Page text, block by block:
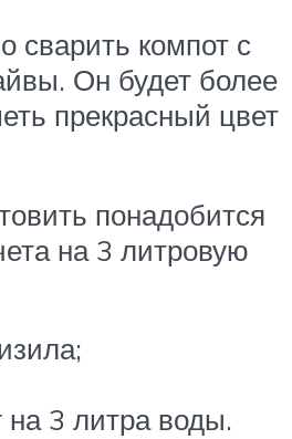
сварить компот с
Он будет более
прекрасный цвет
понадобится
на 3 литровую
на 3 литра воды.